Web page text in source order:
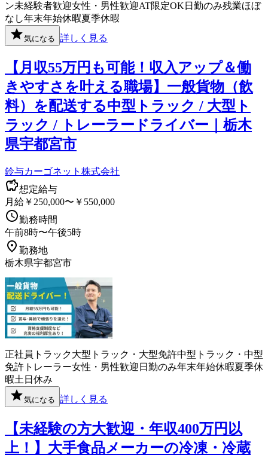
ン未経験者歓迎女性・男性歓迎AT限定OK 日勤のみ残業ほぼ
なし年末年始休暇夏季休暇
気になる 詳しく見る
【月収55万円も可能！収入アップ＆働
きやすさを叶える職場】一般貨物（飲
料）を配送する中型トラック / 大型ト
ラック / トレーラードライバー｜栃木
県宇都宮市
鈴与カーゴネット株式会社
想定給与
月給￥250,000〜￥550,000
勤務時間
午前8時〜午後5時
勤務地
栃木県宇都宮市
正社員 トラック大型トラック・大型免許中型トラック・中型
免許 トレーラー女性・男性歓迎 日勤のみ年末年始休暇夏季休
暇土日休み
気になる 詳しく見る
【未経験の方大歓迎・年収400万円以
上！】大手食品メーカーの冷凍・冷蔵